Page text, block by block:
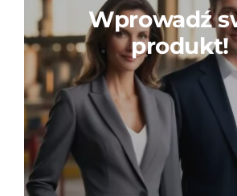
Wprowadź
produkt!